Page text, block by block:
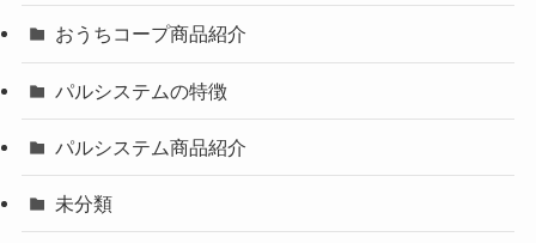
おうちコープ商品紹介
パルシステムの特徴
パルシステム商品紹介
未分類